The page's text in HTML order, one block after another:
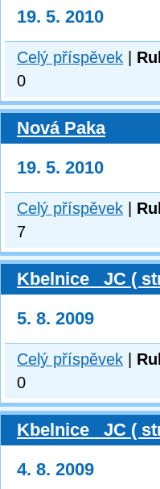
19. 5. 2010
Celý příspěvek
0
Nová Paka
19. 5. 2010
Celý příspěvek
7
Kbelnice _JC (
5. 8. 2009
Celý příspěvek
0
Kbelnice _JC (
4. 8. 2009